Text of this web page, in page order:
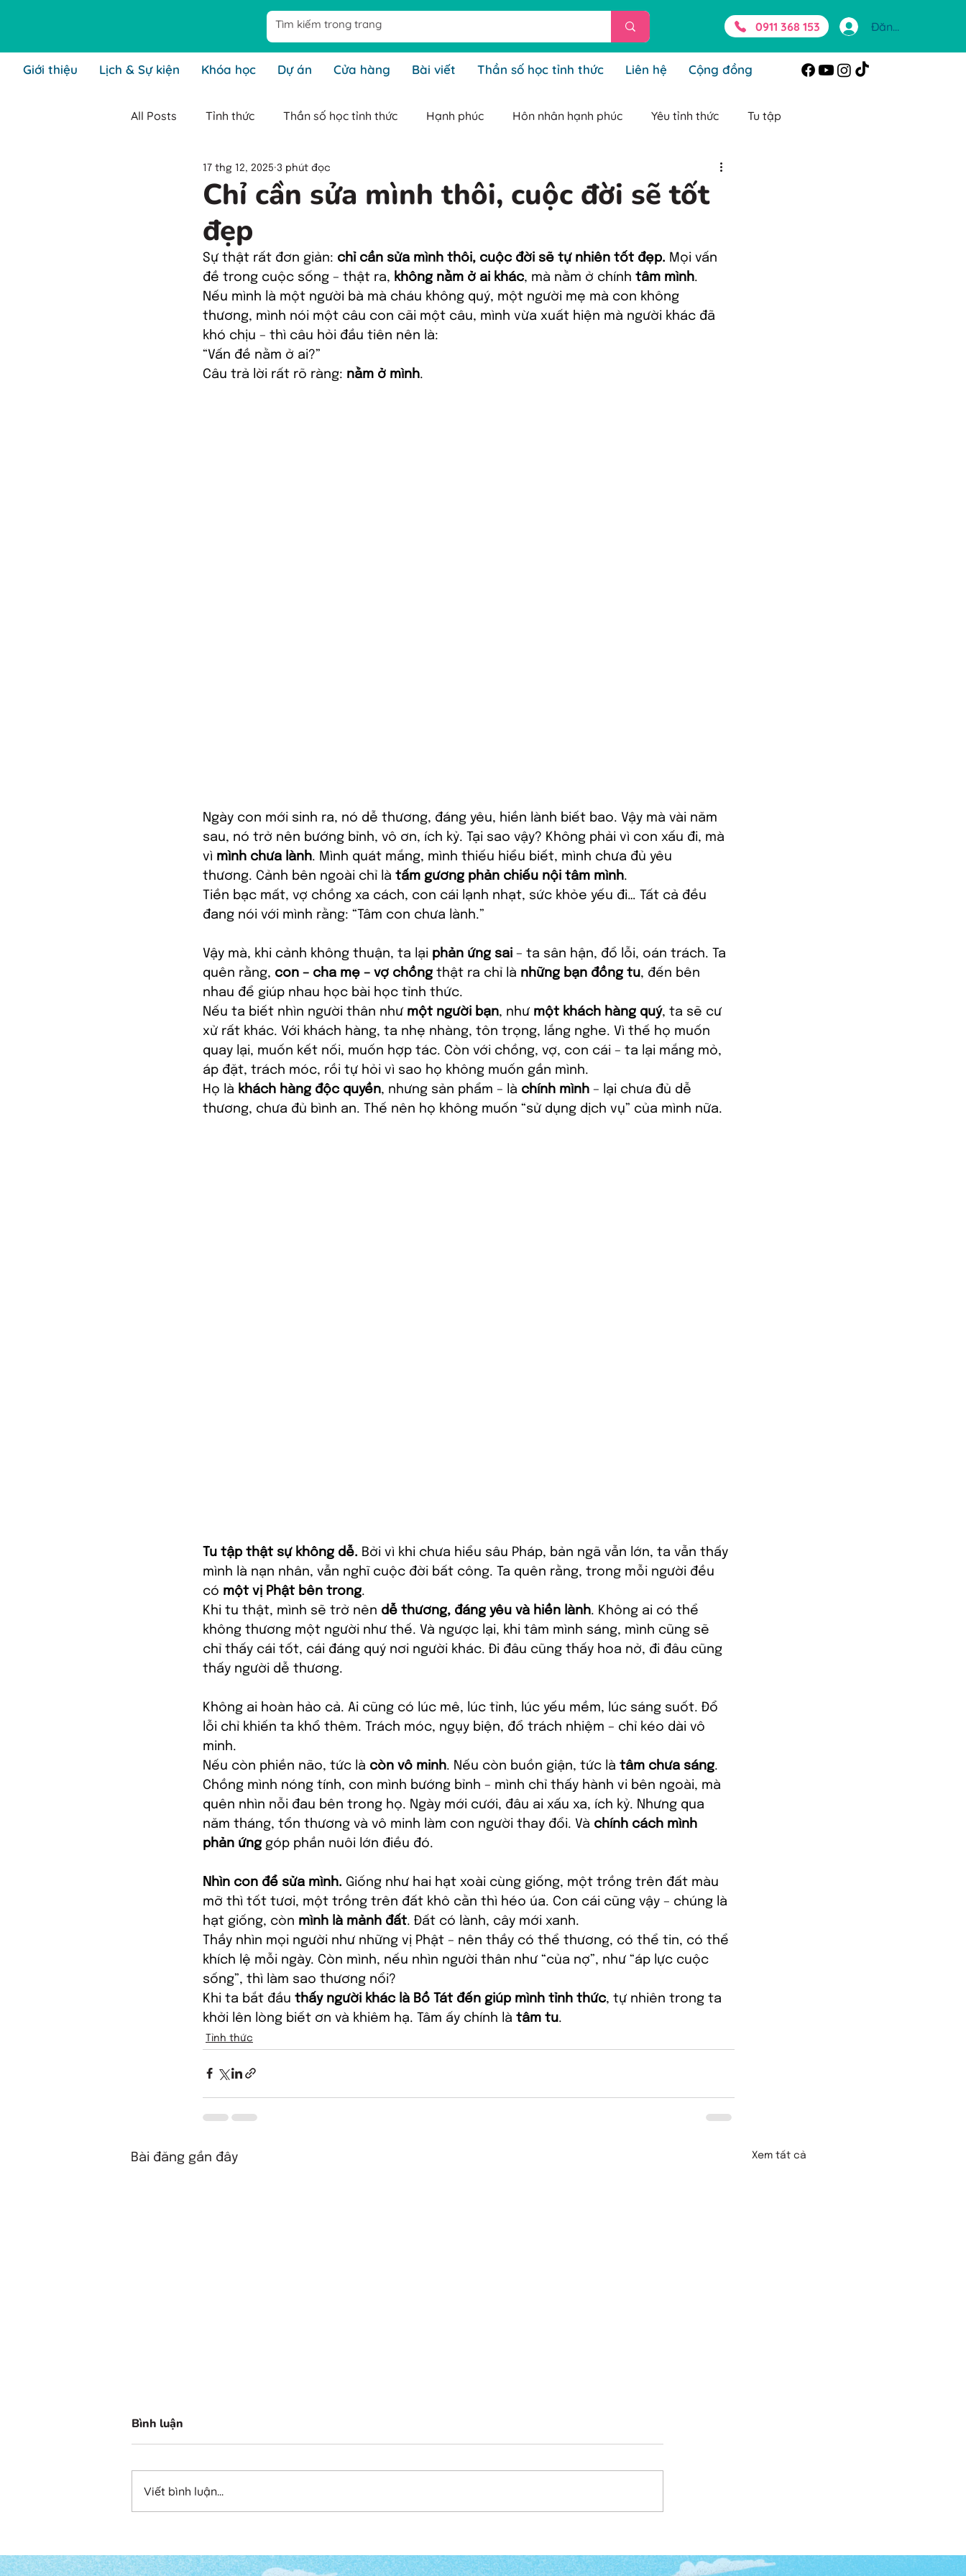
0911 368 153 Đăng nhập
Giới thiệu Lịch & Sự kiện Khóa học Dự án Cửa hàng Bài viết Thần số học tỉnh thức Liên hệ Cộng đồng
All Posts Tỉnh thức Thần số học tỉnh thức Hạnh phúc Hôn nhân hạnh phúc Yêu tỉnh thức Tu tập
Cha mẹ tỉnh thức Lãnh đạo tỉnh thức Chữa lành
Kiến thức Thần Số Học Tỉnh Thức
Chỉ cần sửa mình thôi, cuộc đời sẽ tốt
đẹp
17 thg 12, 2025 3 phút đọc
Sự thật rất đơn giản: chỉ cần sửa mình thôi, cuộc đời sẽ tự nhiên tốt đẹp. Mọi vấn
đề trong cuộc sống – thật ra, không nằm ở ai khác, mà nằm ở chính tâm mình.
Nếu mình là một người bà mà cháu không quý, một người mẹ mà con không
thương, mình nói một câu con cãi một câu, mình vừa xuất hiện mà người khác đã
khó chịu – thì câu hỏi đầu tiên nên là:
“Vấn đề nằm ở ai?”
Câu trả lời rất rõ ràng: nằm ở mình.
Ngày con mới sinh ra, nó dễ thương, đáng yêu, hiền lành biết bao. Vậy mà vài năm
sau, nó trở nên bướng bỉnh, vô ơn, ích kỷ. Tại sao vậy? Không phải vì con xấu đi, mà
vì mình chưa lành. Mình quát mắng, mình thiếu hiểu biết, mình chưa đủ yêu
thương. Cảnh bên ngoài chỉ là tấm gương phản chiếu nội tâm mình.
Tiền bạc mất, vợ chồng xa cách, con cái lạnh nhạt, sức khỏe yếu đi… Tất cả đều
đang nói với mình rằng: “Tâm con chưa lành.”
Vậy mà, khi cảnh không thuận, ta lại phản ứng sai – ta sân hận, đổ lỗi, oán trách. Ta
quên rằng, con – cha mẹ – vợ chồng thật ra chỉ là những bạn đồng tu, đến bên
nhau để giúp nhau học bài học tỉnh thức.
Nếu ta biết nhìn người thân như một người bạn, như một khách hàng quý, ta sẽ cư
xử rất khác. Với khách hàng, ta nhẹ nhàng, tôn trọng, lắng nghe. Vì thế họ muốn
quay lại, muốn kết nối, muốn hợp tác. Còn với chồng, vợ, con cái – ta lại mắng mỏ,
áp đặt, trách móc, rồi tự hỏi vì sao họ không muốn gần mình.
Họ là khách hàng độc quyền, nhưng sản phẩm – là chính mình – lại chưa đủ dễ
thương, chưa đủ bình an. Thế nên họ không muốn “sử dụng dịch vụ” của mình nữa.
Tu tập thật sự không dễ. Bởi vì khi chưa hiểu sâu Pháp, bản ngã vẫn lớn, ta vẫn thấy
mình là nạn nhân, vẫn nghĩ cuộc đời bất công. Ta quên rằng, trong mỗi người đều
có một vị Phật bên trong.
Khi tu thật, mình sẽ trở nên dễ thương, đáng yêu và hiền lành. Không ai có thể
không thương một người như thế. Và ngược lại, khi tâm mình sáng, mình cũng sẽ
chỉ thấy cái tốt, cái đáng quý nơi người khác. Đi đâu cũng thấy hoa nở, đi đâu cũng
thấy người dễ thương.
Không ai hoàn hảo cả. Ai cũng có lúc mê, lúc tỉnh, lúc yếu mềm, lúc sáng suốt. Đổ
lỗi chỉ khiến ta khổ thêm. Trách móc, ngụy biện, đổ trách nhiệm – chỉ kéo dài vô
minh.
Nếu còn phiền não, tức là còn vô minh. Nếu còn buồn giận, tức là tâm chưa sáng.
Chồng mình nóng tính, con mình bướng bỉnh – mình chỉ thấy hành vi bên ngoài, mà
quên nhìn nỗi đau bên trong họ. Ngày mới cưới, đâu ai xấu xa, ích kỷ. Nhưng qua
năm tháng, tổn thương và vô minh làm con người thay đổi. Và chính cách mình
phản ứng góp phần nuôi lớn điều đó.
Nhìn con để sửa mình. Giống như hai hạt xoài cùng giống, một trồng trên đất màu
mỡ thì tốt tươi, một trồng trên đất khô cằn thì héo úa. Con cái cũng vậy – chúng là
hạt giống, còn mình là mảnh đất. Đất có lành, cây mới xanh.
Thầy nhìn mọi người như những vị Phật – nên thầy có thể thương, có thể tin, có thể
khích lệ mỗi ngày. Còn mình, nếu nhìn người thân như “của nợ”, như “áp lực cuộc
sống”, thì làm sao thương nổi?
Khi ta bắt đầu thấy người khác là Bồ Tát đến giúp mình tỉnh thức, tự nhiên trong ta
khởi lên lòng biết ơn và khiêm hạ. Tâm ấy chính là tâm tu.
Tỉnh thức
Bài đăng gần đây Xem tất cả
đời – chỉ có thể thay đổi
chính mình
mình nghĩ
đường duy nhất
Bình luận
Viết bình luận...